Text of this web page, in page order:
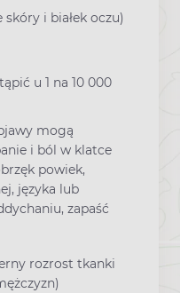
skóry i białek oczu)
u 1 na 10 000
mogą
i ból w klatce
powiek,
języka lub
zapaść
rozrost tkanki